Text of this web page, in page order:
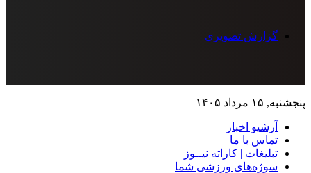
گزارش تصویری
پنجشنبه, ۱۵ مرداد ۱۴۰۵
آرشیو اخبار
تماس‌ با‌ ما
تبلیغات | کاراته نیــوز
سوژه‌های ورزشی شما